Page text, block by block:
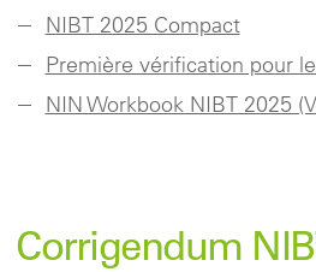
NIBT 2025 Compact
Première vérification pour
NIN Workbook NIBT 2025
Corrigendum